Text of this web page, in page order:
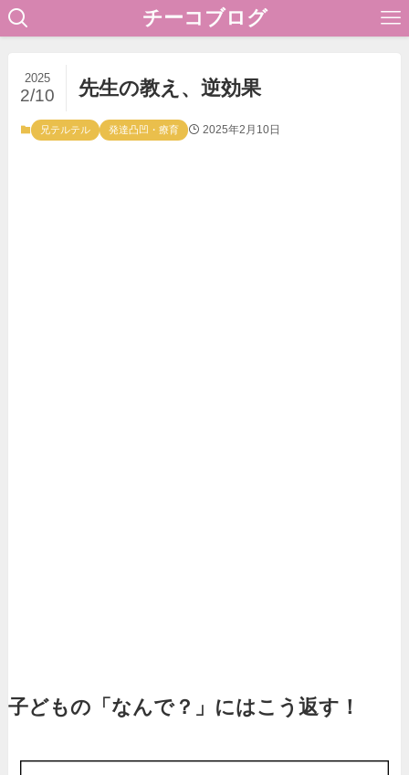
チーコブログ
先生の教え、逆効果
2025
2/10
兄テルテル 発達凸凹・療育 2025年2月10日
子どもの「なんで？」にはこう返す！